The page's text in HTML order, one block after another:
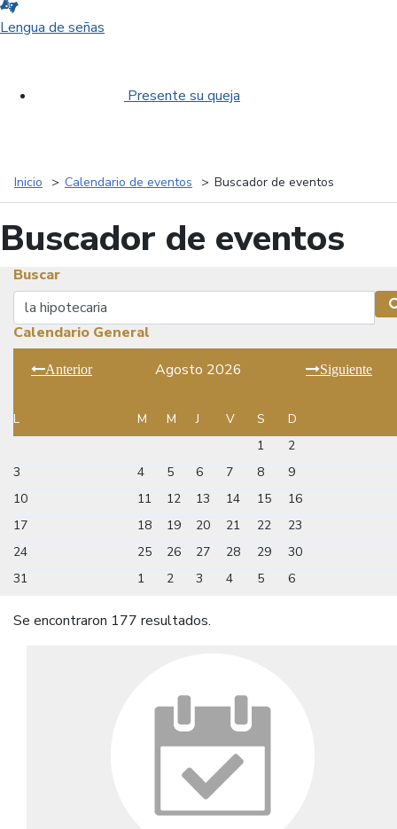
Lengua de señas
Presente su queja
Inicio Calendario de eventos Buscador de eventos
Buscador de eventos
Buscar
Buscar
Calendario General
Anterior Agosto 2026 Siguiente
L M M J V S
D
1
2
3
4 5 6 7 8
9
10
11 12 13 14 15
16
17
18 19 20 21 22
23
24
25 26 27 28 29
30
31
1 2 3 4 5 6
Se encontraron 177 resultados.